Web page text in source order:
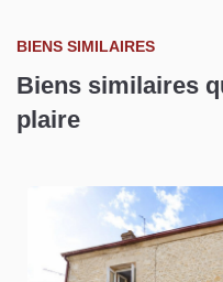
BIENS SIMILAIRES
Biens similaires
plaire